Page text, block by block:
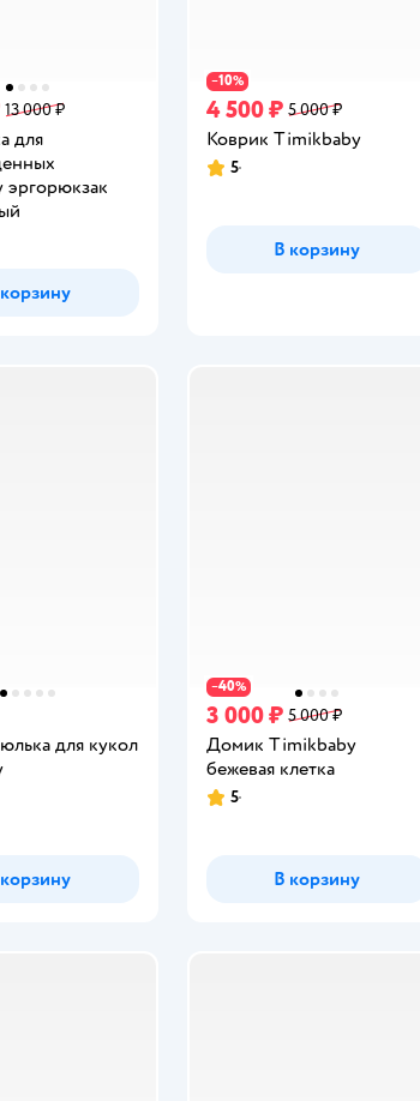
13 000 ₽
для
−10%
4 500 ₽ 5 000 ₽
Коврик Timikbaby
Рейтинг:
5
В корзину
для кукол
−40%
3 000 ₽ 5 000 ₽
Домик Timikbaby
бежевая клетка
Рейтинг:
5
В корзину